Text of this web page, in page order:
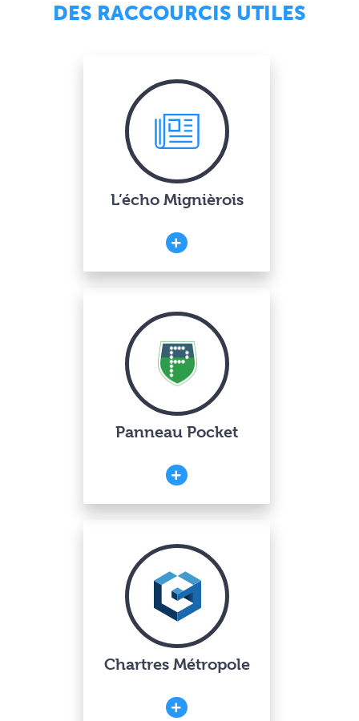
DES RACCOURCIS UTILES
L’écho Mignièrois
Panneau Pocket
Chartres Métropole